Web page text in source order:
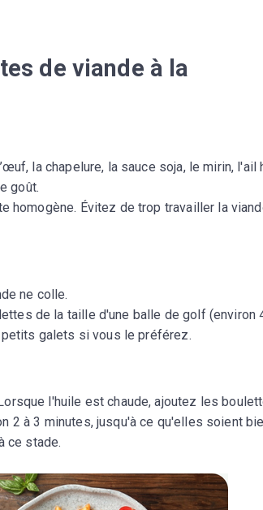
de viande à la
la chapelure, la sauce soja, le mirin, l'ail
goût.
homogène. Évitez de trop travailler la
ne colle.
de la taille d'une balle de golf (environ
galets si vous le préférez.
l'huile est chaude, ajoutez les
2 à 3 minutes, jusqu'à ce qu'elles soient
ce stade.